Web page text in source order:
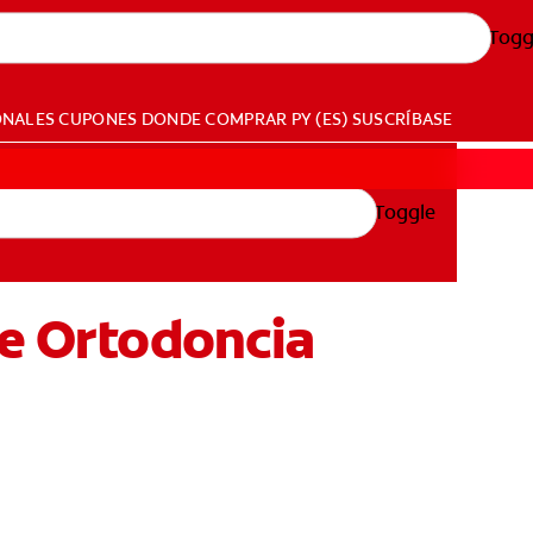
CUPONES DONDE COMPRAR PY (ES) SUSCRÍBASE
Toggle
Ortodoncia